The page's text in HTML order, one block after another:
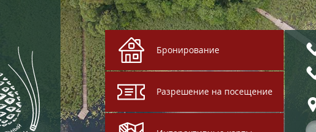
Бронирование
Разрешение на посещение